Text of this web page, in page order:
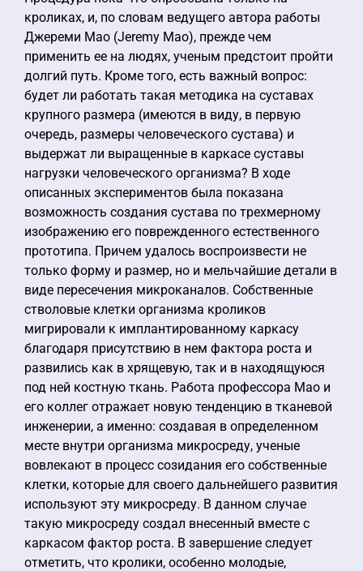
кроликах, и, по словам ведущего автора работы
Джереми Мао (Jeremy Mao), прежде чем
применить ее на людях, ученым предстоит пройти
долгий путь. Кроме того, есть важный вопрос:
будет ли работать такая методика на суставах
крупного размера (имеются в виду, в первую
очередь, размеры человеческого сустава) и
выдержат ли выращенные в каркасе суставы
нагрузки человеческого организма? В ходе
описанных экспериментов была показана
возможность создания сустава по трехмерному
изображению его поврежденного естественного
прототипа. Причем удалось воспроизвести не
только форму и размер, но и мельчайшие детали в
виде пересечения микроканалов. Собственные
стволовые клетки организма кроликов
мигрировали к имплантированному каркасу
благодаря присутствию в нем фактора роста и
развились как в хрящевую, так и в находящуюся
под ней костную ткань. Работа профессора Мао и
его коллег отражает новую тенденцию в тканевой
инженерии, а именно: создавая в определенном
месте внутри организма микросреду, ученые
вовлекают в процесс созидания его собственные
клетки, которые для своего дальнейшего развития
используют эту микросреду. В данном случае
такую микросреду создал внесенный вместе с
каркасом фактор роста. В завершение следует
отметить, что кролики, особенно молодые,